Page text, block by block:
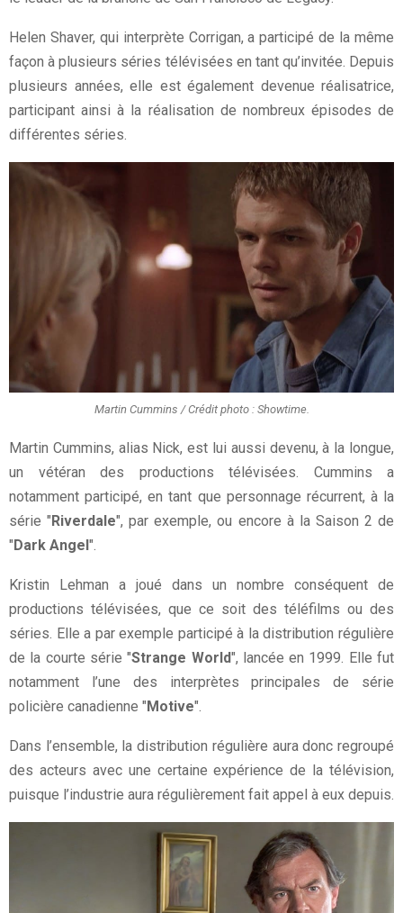
Helen Shaver, qui interprète Corrigan, a participé de la même
façon à plusieurs séries télévisées en tant qu’invitée. Depuis
plusieurs années, elle est également devenue réalisatrice,
participant ainsi à la réalisation de nombreux épisodes de
différentes séries.
Martin Cummins / Crédit photo : Showtime.
Martin Cummins, alias Nick, est lui aussi devenu, à la longue,
un vétéran des productions télévisées. Cummins a
notamment participé, en tant que personnage récurrent, à la
série "Riverdale", par exemple, ou encore à la Saison 2 de
"Dark Angel".
Kristin Lehman a joué dans un nombre conséquent de
productions télévisées, que ce soit des téléfilms ou des
séries. Elle a par exemple participé à la distribution régulière
de la courte série "Strange World", lancée en 1999. Elle fut
notamment l’une des interprètes principales de série
policière canadienne "Motive".
Dans l’ensemble, la distribution régulière aura donc regroupé
des acteurs avec une certaine expérience de la télévision,
puisque l’industrie aura régulièrement fait appel à eux depuis.